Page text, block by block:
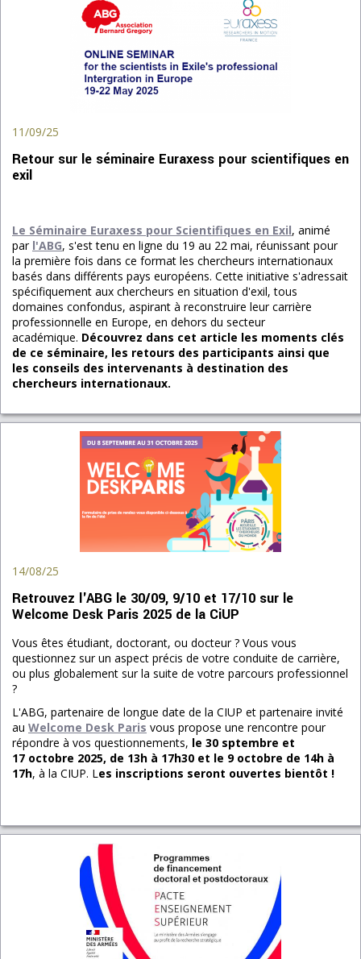
11/09/25
Retour sur le séminaire Euraxess pour scientifiques en
exil
Le Séminaire Euraxess pour Scientifiques en Exil, animé
par l'ABG, s'est tenu en ligne du 19 au 22 mai, réunissant pour
la première fois dans ce format les chercheurs internationaux
basés dans différents pays européens. Cette initiative s'adressait
spécifiquement aux chercheurs en situation d'exil, tous
domaines confondus, aspirant à reconstruire leur carrière
professionnelle en Europe, en dehors du secteur
académique. Découvrez dans cet article les moments clés
de ce séminaire, les retours des participants ainsi que
les conseils des intervenants à destination des
chercheurs internationaux.
14/08/25
Retrouvez l'ABG le 30/09, 9/10 et 17/10 sur le
Welcome Desk Paris 2025 de la CiUP
Vous êtes étudiant, doctorant, ou docteur ? Vous vous
questionnez sur un aspect précis de votre conduite de carrière,
ou plus globalement sur la suite de votre parcours professionnel
?
L'ABG, partenaire de longue date de la CIUP et partenaire invité
au Welcome Desk Paris vous propose une rencontre pour
répondre à vos questionnements, le 30 sptembre et
17 octobre 2025, de 13h à 17h30 et le 9 octobre de 14h à
17h, à la CIUP. Les inscriptions seront ouvertes bientôt !